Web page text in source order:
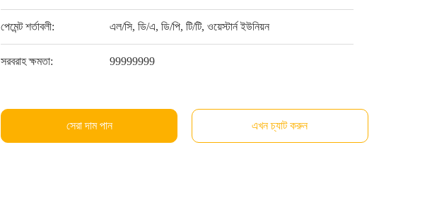
পেমেন্ট শর্তাবলী: এল/সি, ডি/এ, ডি/পি, টি/টি, ওয়েস্টার্ন ইউনিয়ন
সরবরাহ ক্ষমতা: 99999999
সেরা দাম পান এখন চ্যাট করুন